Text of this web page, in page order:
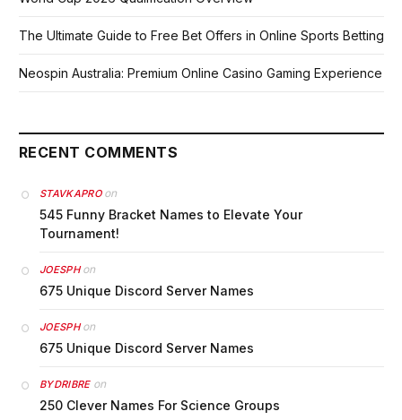
The Ultimate Guide to Free Bet Offers in Online Sports Betting
Neospin Australia: Premium Online Casino Gaming Experience
RECENT COMMENTS
STAVKAPROon
545 Funny Bracket Names to Elevate Your
Tournament!
JOESPHon
675 Unique Discord Server Names
JOESPHon
675 Unique Discord Server Names
BYDRIBREon
250 Clever Names For Science Groups